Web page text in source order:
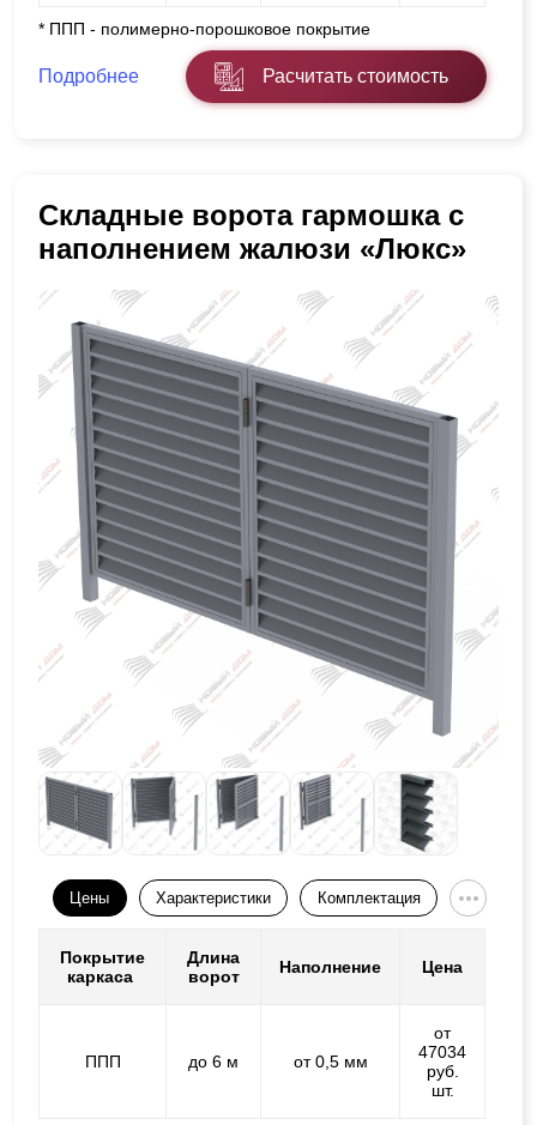
* ППП - полимерно-порошковое покрытие
Подробнее Расчитать стоимость
Складные ворота гармошка с
наполнением жалюзи «Люкс»
Цены Характеристики Комплектация
Покрытие
каркаса
Длина
ворот
Наполнение Цена
ППП до 6 м от 0,5 мм
от
47034
руб.
шт.